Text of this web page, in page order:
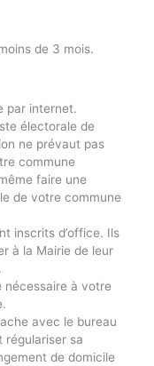
de 3 mois.
par internet.
électorale de
ne prévaut pas
commune
faire une
de votre commune
inscrits d’office. Ils
à la Mairie de leur
nécessaire à votre
avec le bureau
régulariser sa
de domicile